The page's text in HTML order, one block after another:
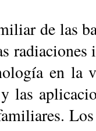
de las
ra­dia­ciones
en la
las